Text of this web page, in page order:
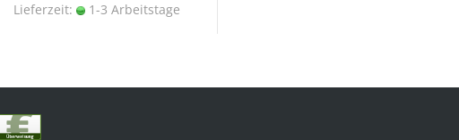
Lieferzeit: 1-3 Arbeitstage